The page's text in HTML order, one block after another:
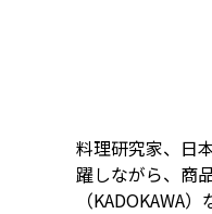
料理研究家、日
躍しながら、商
（KADOKAWA）